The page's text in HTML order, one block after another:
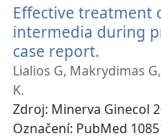
Effective treatment
intermedia during
case report.
nové
Lialios G, Makrydimas
K.
Zdroj‎: Minerva Ginecol
Označení‎: PubMed